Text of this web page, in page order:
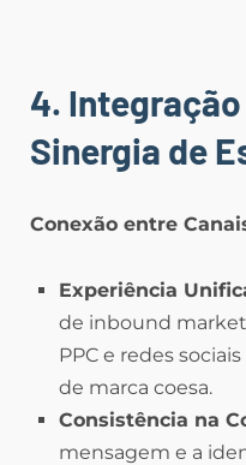
4.
Sinergia de
Conexão entre
Experiência
de inbound
PPC e redes
de marca coesa.
Consistência na
mensagem e a